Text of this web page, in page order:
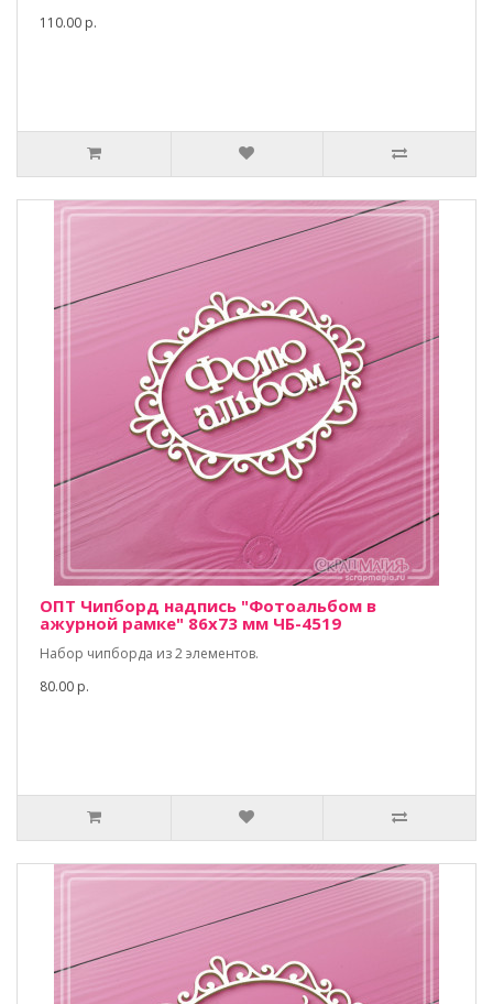
110.00 р.
ОПТ Чипборд надпись "Фотоальбом в
ажурной рамке" 86х73 мм ЧБ-4519
Набор чипборда из 2 элементов.
80.00 р.